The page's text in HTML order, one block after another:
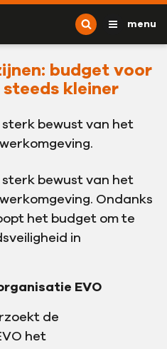
menu
budget voor
kleiner
bewust van het
bewust van het
Ondanks
het budget om te
in
EVO
de
het